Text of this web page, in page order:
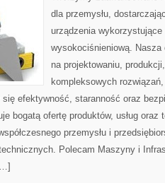
dla przemysłu,
urządzenia wykorzystujące
wysokociśnieniową. Nasza
na projektowaniu,
kompleksowych
efektywność, staranność oraz
bogatą ofertę produktów, usług oraz
przemysłu i
Polecam Maszyny i